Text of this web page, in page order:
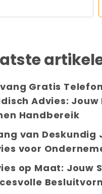
Gratis
Advies: Jouw
Handbereik
van Deskundig
voor
op Maat: Jouw